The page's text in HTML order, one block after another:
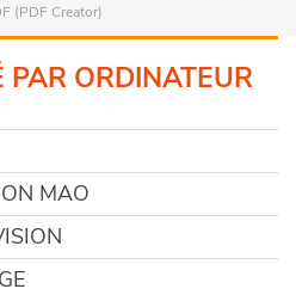
(PDF Creator)
PAR ORDINATEUR
MAO